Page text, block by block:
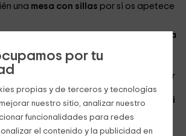
por tu
propias y de terceros y tecnologías
nuestro sitio, analizar nuestro
funcionalidades para redes
el contenido y la publicidad en
una mesa con sillas por si os apetece
chimenea
LED.
lo ocupa el dormitorio, en el que disfrutar
cama de matrimonio, con muchos
de la estancia, un granjacuzzi
para poner unas velitas y relajarse. En
se encuentra el
baño completo